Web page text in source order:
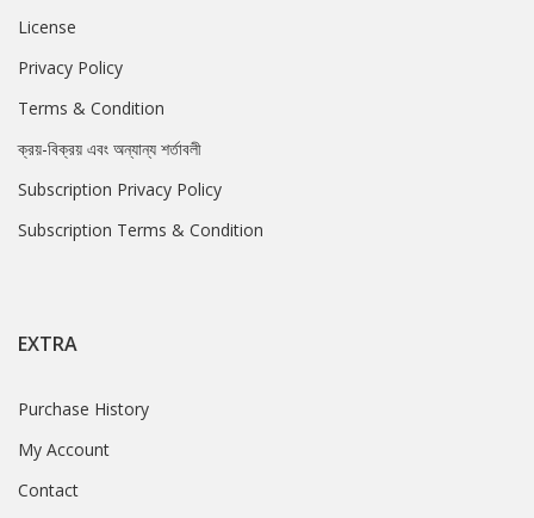
License
Privacy Policy
Terms & Condition
ক্রয়-বিক্রয় এবং অন্যান্য শর্তাবলী
Subscription Privacy Policy
Subscription Terms & Condition
EXTRA
Purchase History
My Account
Contact